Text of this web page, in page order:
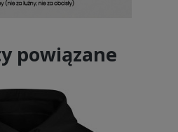
powiązane